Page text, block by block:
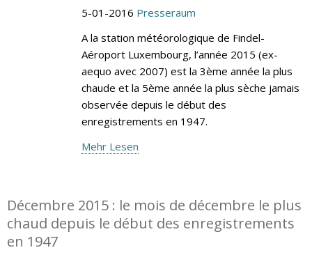
5-01-2016 Presseraum
A la station météorologique de Findel-
Aéroport Luxembourg, l’année 2015 (ex-
aequo avec 2007) est la 3ème année la plus
chaude et la 5ème année la plus sèche jamais
observée depuis le début des
enregistrements en 1947.
Mehr Lesen
Décembre 2015 : le mois de décembre le plus
chaud depuis le début des enregistrements
en 1947